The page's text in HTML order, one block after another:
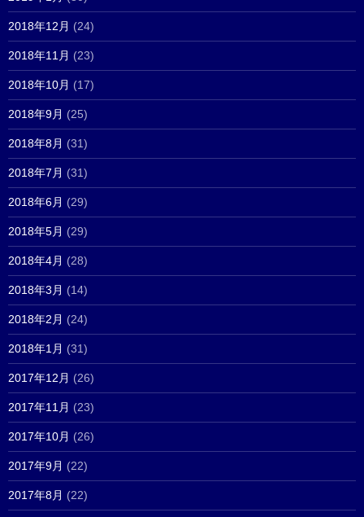
2018年12月 (24)
2018年11月 (23)
2018年10月 (17)
2018年9月 (25)
2018年8月 (31)
2018年7月 (31)
2018年6月 (29)
2018年5月 (29)
2018年4月 (28)
2018年3月 (14)
2018年2月 (24)
2018年1月 (31)
2017年12月 (26)
2017年11月 (23)
2017年10月 (26)
2017年9月 (22)
2017年8月 (22)